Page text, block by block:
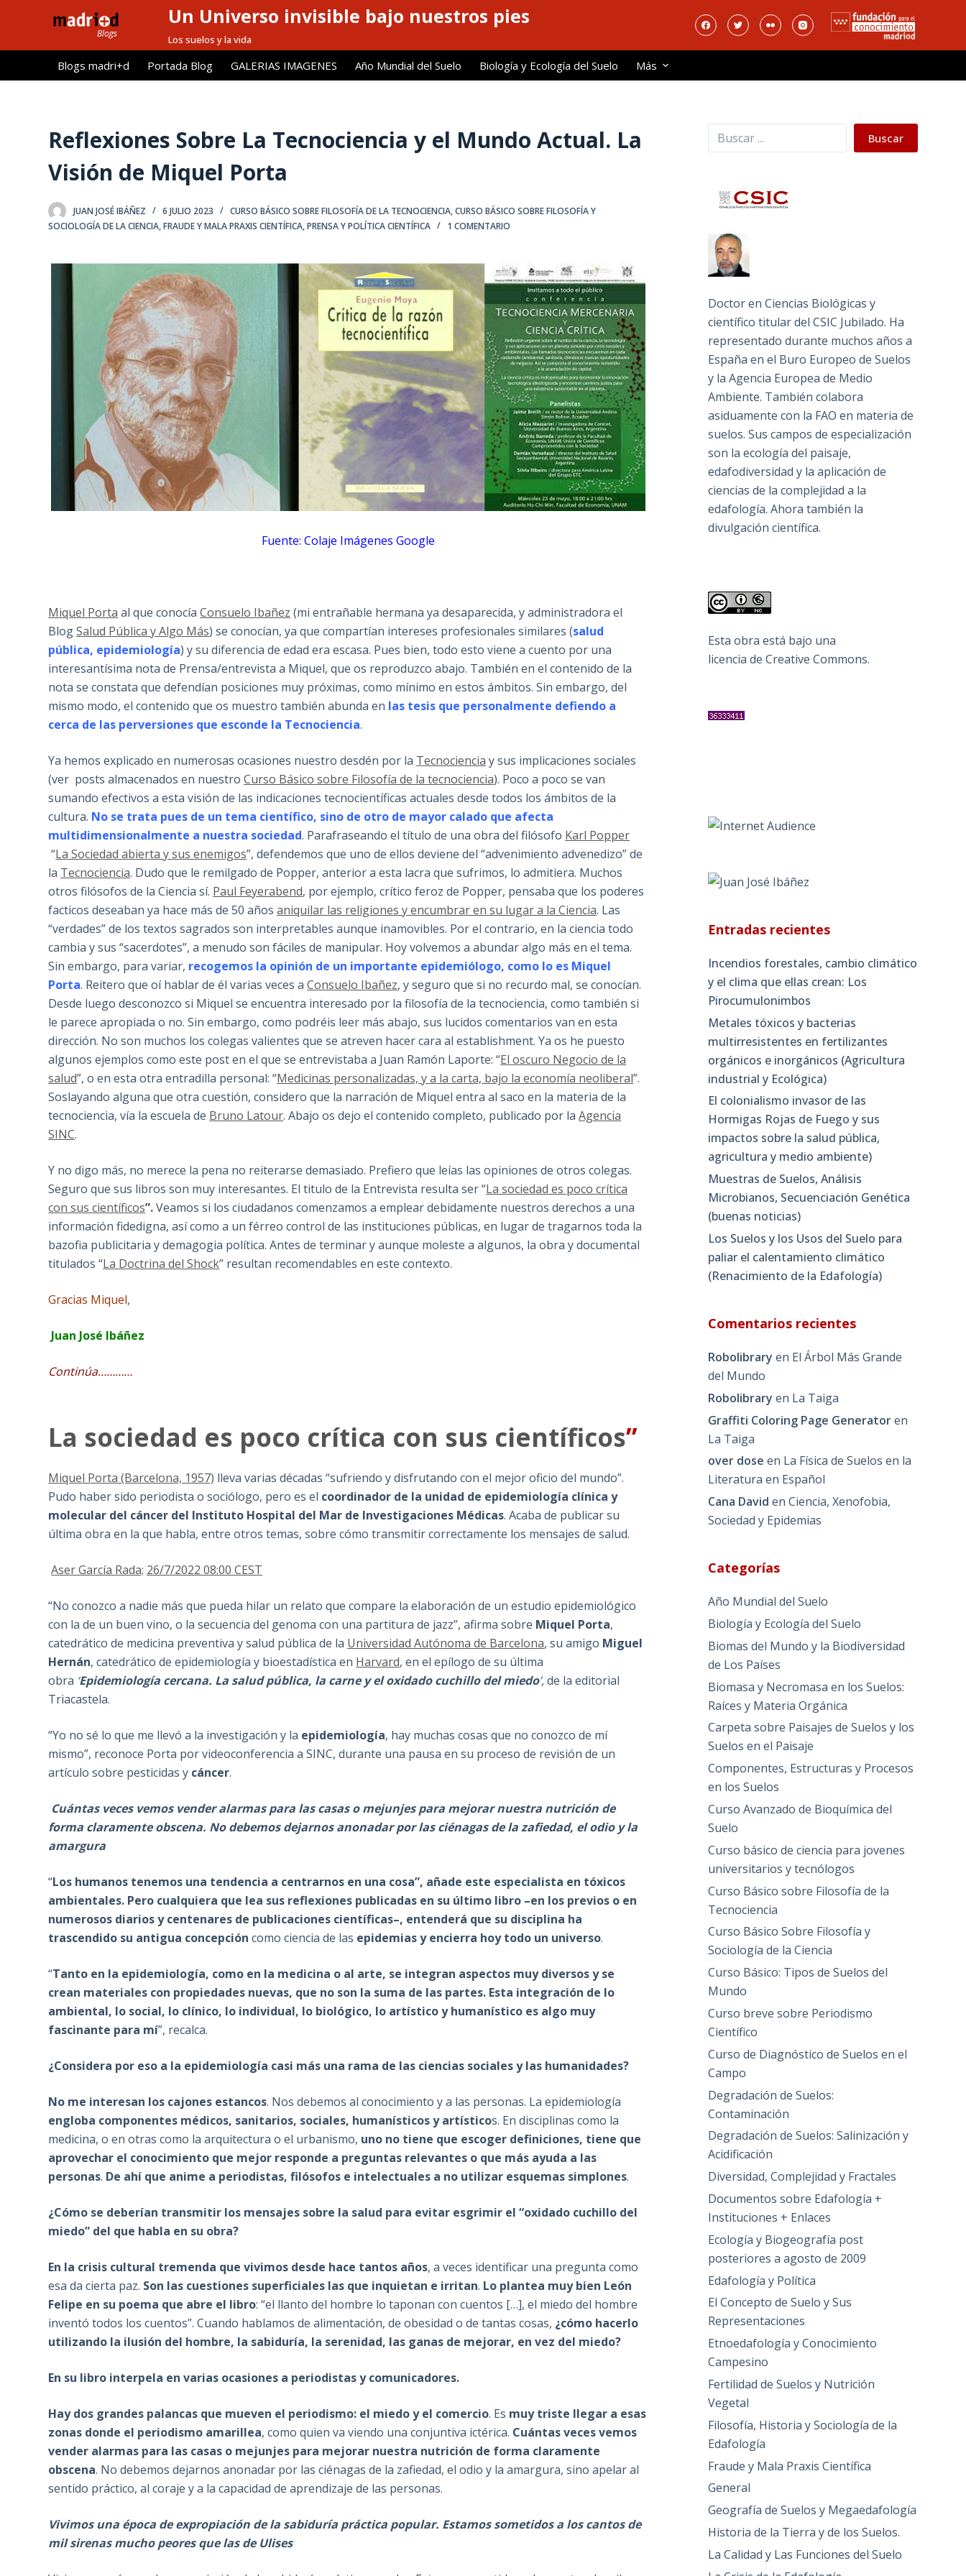
l
Un Universo invisible bajo nuestros pies
Los suelos y la vida
Blogs madri+d Portada Blog GALERIAS IMAGENES Año Mundial del Suelo Biología y Ecología del Suelo Más
Reflexiones Sobre La Tecnociencia y el Mundo Actual. La
Visión de Miquel Porta
JUAN JOSÉ IBÁÑEZ 6 JULIO 2023 CURSO BÁSICO SOBRE FILOSOFÍA DE LA TECNOCIENCIA,CURSO BÁSICO SOBRE FILOSOFÍA Y
SOCIOLOGÍA DE LA CIENCIA,FRAUDE Y MALA PRAXIS CIENTÍFICA,PRENSA Y POLÍTICA CIENTÍFICA 1 COMENTARIO
Fuente: Colaje Imágenes Google
Miquel Porta al que conocíaConsuelo Ibañez (mi entrañable hermana ya desaparecida, y administradora el
BlogSalud Pública y Algo Más) se conocían, ya que compartían intereses profesionales similares (salud
pública, epidemiología) y su diferencia de edad era escasa. Pues bien, todo esto viene a cuento por una
interesantísima nota de Prensa/entrevista a Miquel, que os reproduzco abajo. También en el contenido de la
nota se constata que defendían posiciones muy próximas, como mínimo en estos ámbitos. Sin embargo, del
mismo modo, el contenido que os muestro también abunda en las tesis que personalmente defiendo a
cerca de las perversiones que esconde la Tecnociencia.
Ya hemos explicado en numerosas ocasiones nuestro desdén por la Tecnociencia y sus implicaciones sociales
(ver posts almacenados en nuestroCurso Básico sobre Filosofía de la tecnociencia). Poco a poco se van
sumando efectivos a esta visión de las indicaciones tecnocientíficas actuales desde todos los ámbitos de la
cultura. No se trata pues de un tema científico, sino de otro de mayor calado que afecta
multidimensionalmente a nuestra sociedad. Parafraseando el título de una obra del filósofo Karl Popper
“La Sociedad abierta y sus enemigos”, defendemos que uno de ellos deviene del “advenimiento advenedizo” de
la Tecnociencia. Dudo que le remilgado de Popper, anterior a esta lacra que sufrimos, lo admitiera. Muchos
otros filósofos de la Ciencia sí. Paul Feyerabend, por ejemplo, crítico feroz de Popper, pensaba que los poderes
facticos deseaban ya hace más de 50 añosaniquilar las religiones y encumbrar en su lugar a la Ciencia. Las
“verdades” de los textos sagrados son interpretables aunque inamovibles. Por el contrario, en la ciencia todo
cambia y sus “sacerdotes”, a menudo son fáciles de manipular. Hoy volvemos a abundar algo más en el tema.
Sin embargo, para variar, recogemos la opinión de un importante epidemiólogo, como lo es Miquel
Porta. Reitero que oí hablar de él varias veces aConsuelo Ibañez, y seguro que si no recurdo mal, se conocían.
Desde luego desconozco si Miquel se encuentra interesado por la filosofía de la tecnociencia, como también si
le parece apropiada o no. Sin embargo, como podréis leer más abajo, sus lucidos comentarios van en esta
dirección. No son muchos los colegas valientes que se atreven hacer cara al establishment. Ya os he puesto
algunos ejemplos como este post en el que se entrevistaba a Juan Ramón Laporte: “El oscuro Negocio de la
salud”, o en esta otra entradilla personal: “Medicinas personalizadas, y a la carta, bajo la economía neoliberal”.
Soslayando alguna que otra cuestión, considero que la narración de Miquel entra al saco en la materia de la
tecnociencia, vía la escuela de Bruno Latour. Abajo os dejo el contenido completo, publicado por laAgencia
SINC.
Y no digo más, no merece la pena no reiterarse demasiado. Prefiero que leías las opiniones de otros colegas.
Seguro que sus libros son muy interesantes. El titulo de la Entrevista resulta ser “La sociedad es poco crítica
con sus científicos”.Veamos si los ciudadanos comenzamos a emplear debidamente nuestros derechos a una
información fidedigna, así como a un férreo control de las instituciones públicas, en lugar de tragarnos toda la
bazofia publicitaria y demagogia política. Antes de terminar y aunque moleste a algunos, la obra y documental
titulados “La Doctrina del Shock” resultan recomendables en este contexto.
Gracias Miquel,
Juan José Ibáñez
Continúa…………
La sociedad es poco crítica con sus científicos”
Miquel Porta (Barcelona, 1957) lleva varias décadas “sufriendo y disfrutando con el mejor oficio del mundo”.
Pudo haber sido periodista o sociólogo, pero es el coordinador de la unidad de epidemiología clínica y
molecular del cáncer del Instituto Hospital del Mar de Investigaciones Médicas. Acaba de publicar su
última obra en la que habla, entre otros temas, sobre cómo transmitir correctamente los mensajes de salud.
Aser García Rada; 26/7/2022 08:00 CEST
“No conozco a nadie más que pueda hilar un relato que compare la elaboración de un estudio epidemiológico
con la de un buen vino, o la secuencia del genoma con una partitura de jazz”, afirma sobre Miquel Porta,
catedrático de medicina preventiva y salud pública de la Universidad Autónoma de Barcelona, su amigo Miguel
Hernán, catedrático de epidemiología y bioestadística en Harvard, en el epílogo de su última
obra ‘Epidemiología cercana. La salud pública, la carne y el oxidado cuchillo del miedo’,de la editorial
Triacastela.
“Yo no sé lo que me llevó a la investigación y la epidemiología, hay muchas cosas que no conozco de mí
mismo”, reconoce Porta por videoconferencia a SINC, durante una pausa en su proceso de revisión de un
artículo sobre pesticidas y cáncer.
Cuántas veces vemos vender alarmas para las casas o mejunjes para mejorar nuestra nutrición de
forma claramente obscena. No debemos dejarnos anonadar por las ciénagas de la zafiedad, el odio y la
amargura
“Los humanos tenemos una tendencia a centrarnos en una cosa”, añade este especialista en tóxicos
ambientales. Pero cualquiera que lea sus reflexiones publicadas en su último libro –en los previos o en
numerosos diarios y centenares de publicaciones científicas–, entenderá que su disciplina ha
trascendido su antigua concepción como ciencia de las epidemiasy encierra hoy todo un universo.
“Tanto en la epidemiología, como en la medicina o al arte, se integran aspectos muy diversos y se
crean materiales con propiedades nuevas, que no son la suma de las partes. Esta integración de lo
ambiental, lo social, lo clínico, lo individual, lo biológico, lo artístico y humanístico es algo muy
fascinante para mí”, recalca.
¿Considera por eso a la epidemiología casi más una rama de las ciencias sociales y las humanidades?
No me interesan los cajones estancos. Nos debemos al conocimiento y a las personas. La epidemiología
engloba componentes médicos, sanitarios, sociales, humanísticos y artísticos. En disciplinas como la
medicina, o en otras como la arquitectura o el urbanismo, uno no tiene que escoger definiciones, tiene que
aprovechar el conocimiento que mejor responde a preguntas relevantes o que más ayuda a las
personas. De ahí que anime a periodistas, filósofos e intelectuales a no utilizar esquemas simplones.
¿Cómo se deberían transmitir los mensajes sobre la salud para evitar esgrimir el “oxidado cuchillo del
miedo” del que habla en su obra?
En la crisis cultural tremenda que vivimos desde hace tantos años, a veces identificar una pregunta como
esa da cierta paz. Son las cuestiones superficiales las que inquietan e irritan. Lo plantea muy bien León
Felipe en su poema que abre el libro: “el llanto del hombre lo taponan con cuentos […], el miedo del hombre
inventó todos los cuentos”. Cuando hablamos de alimentación, de obesidad o de tantas cosas, ¿cómo hacerlo
utilizando la ilusión del hombre, la sabiduría, la serenidad, las ganas de mejorar, en vez del miedo?
En su libro interpela en varias ocasiones a periodistas y comunicadores.
Hay dos grandes palancas que mueven el periodismo: el miedo y el comercio. Es muy triste llegar a esas
zonas donde el periodismo amarillea, como quien va viendo una conjuntiva ictérica. Cuántas veces vemos
vender alarmas para las casas o mejunjes para mejorar nuestra nutrición de forma claramente
obscena. No debemos dejarnos anonadar por las ciénagas de la zafiedad, el odio y la amargura, sino apelar al
sentido práctico, al coraje y a la capacidad de aprendizaje de las personas.
Vivimos una época de expropiación de la sabiduría práctica popular. Estamos sometidos a los cantos de
mil sirenas mucho peores que las de Ulises
Buscar Buscar
Doctor en Ciencias Biológicas y
científico titular del CSIC Jubilado. Ha
representado durante muchos años a
España en el Buro Europeo de Suelos
y la Agencia Europea de Medio
Ambiente. También colabora
asiduamente con la FAO en materia de
suelos. Sus campos de especialización
son la ecología del paisaje,
edafodiversidad y la aplicación de
ciencias de la complejidad a la
edafología. Ahora también la
divulgación científica.
Esta obra está bajo una
licencia de Creative Commons.
Entradas recientes
Incendios forestales, cambio climático
y el clima que ellas crean: Los
Pirocumulonimbos
Metales tóxicos y bacterias
multirresistentes en fertilizantes
orgánicos e inorgánicos (Agricultura
industrial y Ecológica)
El colonialismo invasor de las
Hormigas Rojas de Fuego y sus
impactos sobre la salud pública,
agricultura y medio ambiente)
Muestras de Suelos, Análisis
Microbianos, Secuenciación Genética
(buenas noticias)
Los Suelos y los Usos del Suelo para
paliar el calentamiento climático
(Renacimiento de la Edafología)
Comentarios recientes
Robolibrary en El Árbol Más Grande
del Mundo
Robolibrary en La Taiga
Graffiti Coloring Page Generatoren
La Taiga
over dose en La Física de Suelos en la
Literatura en Español
Cana David enCiencia, Xenofobia,
Sociedad y Epidemias
Categorías
Año Mundial del Suelo
Biología y Ecología del Suelo
Biomas del Mundo y la Biodiversidad
de Los Países
Biomasa y Necromasa en los Suelos:
Raíces y Materia Orgánica
Carpeta sobre Paisajes de Suelos y los
Suelos en el Paisaje
Componentes, Estructuras y Procesos
en los Suelos
Curso Avanzado de Bioquímica del
Suelo
Curso básico de ciencia para jovenes
universitarios y tecnólogos
Curso Básico sobre Filosofía de la
Tecnociencia
Curso Básico Sobre Filosofía y
Sociología de la Ciencia
Curso Básico: Tipos de Suelos del
Mundo
Curso breve sobre Periodismo
Científico
Curso de Diagnóstico de Suelos en el
Campo
Degradación de Suelos:
Contaminación
Degradación de Suelos: Salinización y
Acidificación
Diversidad, Complejidad y Fractales
Documentos sobre Edafología +
Instituciones + Enlaces
Ecología y Biogeografía post
posteriores a agosto de 2009
Edafología y Política
El Concepto de Suelo y Sus
Representaciones
Etnoedafología y Conocimiento
Campesino
Fertilidad de Suelos y Nutrición
Vegetal
Filosofía, Historia y Sociología de la
Edafología
Fraude y Mala Praxis Científica
General
Geografía de Suelos y Megaedafología
Historia de la Tierra y de los Suelos.
La Calidad y Las Funciones del Suelo